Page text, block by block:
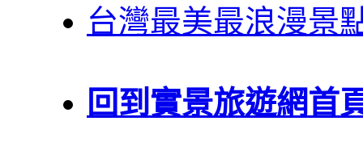
台灣最美最浪漫景
回到實景旅遊網首